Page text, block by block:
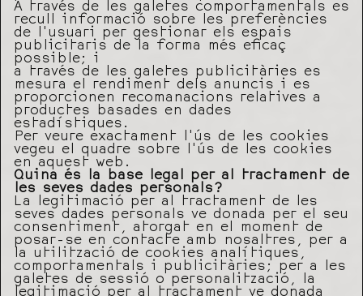
A través de les galetes comportamentals es
recull informació sobre les preferències
de l’usuari per gestionar els espais
publicitaris de la forma més eficaç
possible; i
a través de les galetes publicitàries es
mesura el rendiment dels anuncis i es
proporcionen recomanacions relatives a
productes basades en dades
estadístiques.
Per veure exactament l’ús de les cookies
vegeu el quadre sobre l’ús de les cookies
en aquest web.
Quina és la base legal per al tractament de
les seves dades personals?
La legitimació per al tractament de les
seves dades personals ve donada per el seu
consentiment, atorgat en el moment de
posar-se en contacte amb nosaltres, per a
la utilització de cookies analítiques,
comportamentals i publicitàries; per a les
galetes de sessió o personalització, la
legitimació per al tractament ve donada